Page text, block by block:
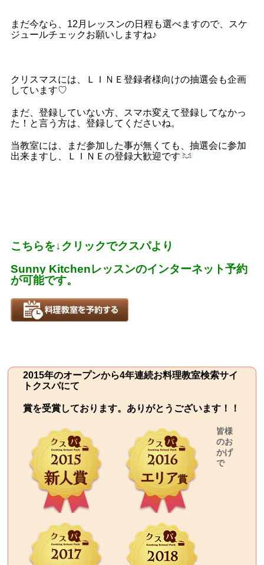
まだ今なら、12月レッスンの日程も選べますので、スケ
ジュールチェックお願いしますね♪
クリスマスには、ＬＩＮＥ登録者様向けの抽選会も企画
しています♡
まだ、登録していない方、スマホ変えて登録してなかっ
た！と言う方は、登録してくださいね。
当教室には、まだ参加した事が無くても、抽選会に参加
出来ますし、ＬＩＮＥの登録大歓迎です
こちらを↓クリックでクスパより
Sunny Kitchenレッスンのインターネット予約
が可能です。
2015年のオープンから4年連続お料理教室検索サイ
トクスパにて
賞を受賞しております。ありがとうございます！！
皆様
のお
かげ
で